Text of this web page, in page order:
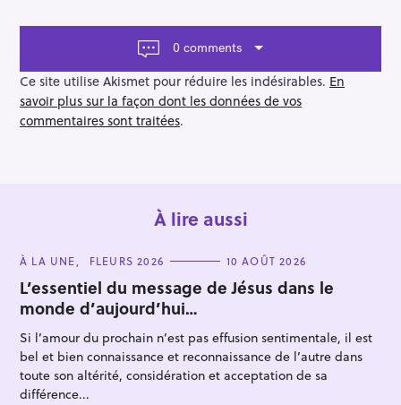
g
t
i
o
n
0 comments
Ce site utilise Akismet pour réduire les indésirables. En
savoir plus sur la façon dont les données de vos
commentaires sont traitées.
À lire aussi
C
T
E
G
O
R
I
E
S
À LA UNE FLEURS 2026 10 AOÛT 2026
L’essentiel du message de Jésus dans le
monde d’aujourd’hui…
Si l’amour du prochain n’est pas effusion sentimentale, il est
bel et bien connaissance et reconnaissance de l’autre dans
toute son altérité, considération et acceptation de sa
différence...